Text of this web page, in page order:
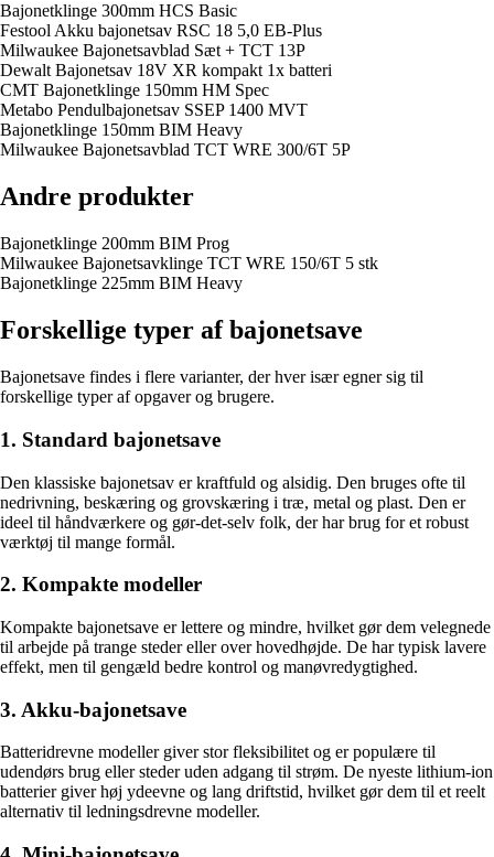
Bajonetklinge 300mm HCS Basic
Festool Akku bajonetsav RSC 18 5,0 EB-Plus
Milwaukee Bajonetsavblad Sæt + TCT 13P
Dewalt Bajonetsav 18V XR kompakt 1x batteri
CMT Bajonetklinge 150mm HM Spec
Metabo Pendulbajonetsav SSEP 1400 MVT
Bajonetklinge 150mm BIM Heavy
Milwaukee Bajonetsavblad TCT WRE 300/6T 5P
Andre produkter
Bajonetklinge 200mm BIM Prog
Milwaukee Bajonetsavklinge TCT WRE 150/6T 5 stk
Bajonetklinge 225mm BIM Heavy
Forskellige typer af bajonetsave
Bajonetsave findes i flere varianter, der hver især egner sig til
forskellige typer af opgaver og brugere.
1. Standard bajonetsave
Den klassiske bajonetsav er kraftfuld og alsidig. Den bruges ofte til
nedrivning, beskæring og grovskæring i træ, metal og plast. Den er
ideel til håndværkere og gør-det-selv folk, der har brug for et robust
værktøj til mange formål.
2. Kompakte modeller
Kompakte bajonetsave er lettere og mindre, hvilket gør dem velegnede
til arbejde på trange steder eller over hovedhøjde. De har typisk lavere
effekt, men til gengæld bedre kontrol og manøvredygtighed.
3. Akku-bajonetsave
Batteridrevne modeller giver stor fleksibilitet og er populære til
udendørs brug eller steder uden adgang til strøm. De nyeste lithium-ion
batterier giver høj ydeevne og lang driftstid, hvilket gør dem til et reelt
alternativ til ledningsdrevne modeller.